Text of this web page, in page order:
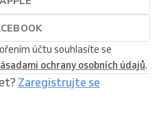
účtu souhlasíte se
ochrany osobních údajů.
Zaregistrujte se